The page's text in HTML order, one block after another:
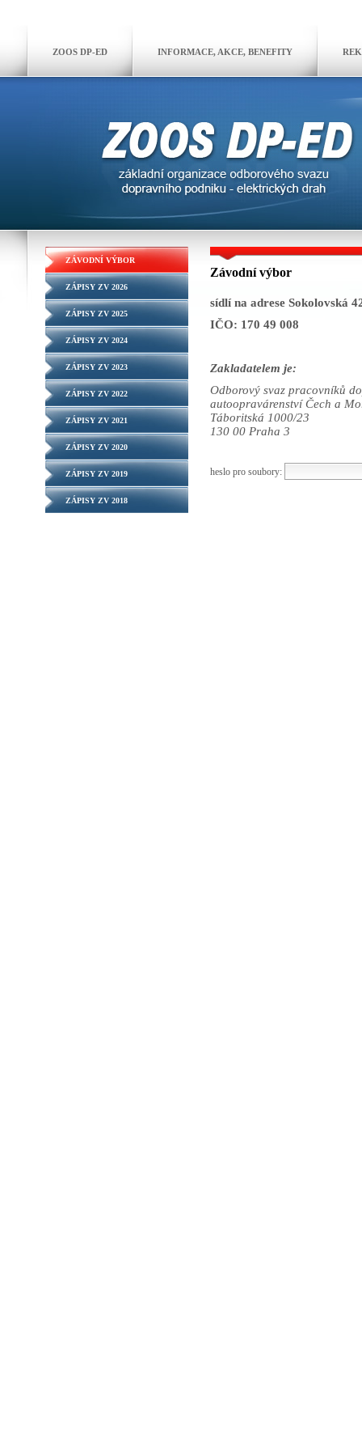
Závodní výbor
sídlí na adrese Sokolovská
IČO: 170 49 008
Zakladatelem je:
Odborový svaz pracovníků
autoopravárenství Čech a
Táboritská 1000/23
130 00 Praha 3
heslo pro soubory:
ZÁVODNÍ VÝBOR
ZÁPISY ZV 2026
ZÁPISY ZV 2025
ZÁPISY ZV 2024
ZÁPISY ZV 2023
ZÁPISY ZV 2022
ZÁPISY ZV 2021
ZÁPISY ZV 2020
ZÁPISY ZV 2019
ZÁPISY ZV 2018
ZOOS DP-ED INFORMACE, AKCE, BENEFITY